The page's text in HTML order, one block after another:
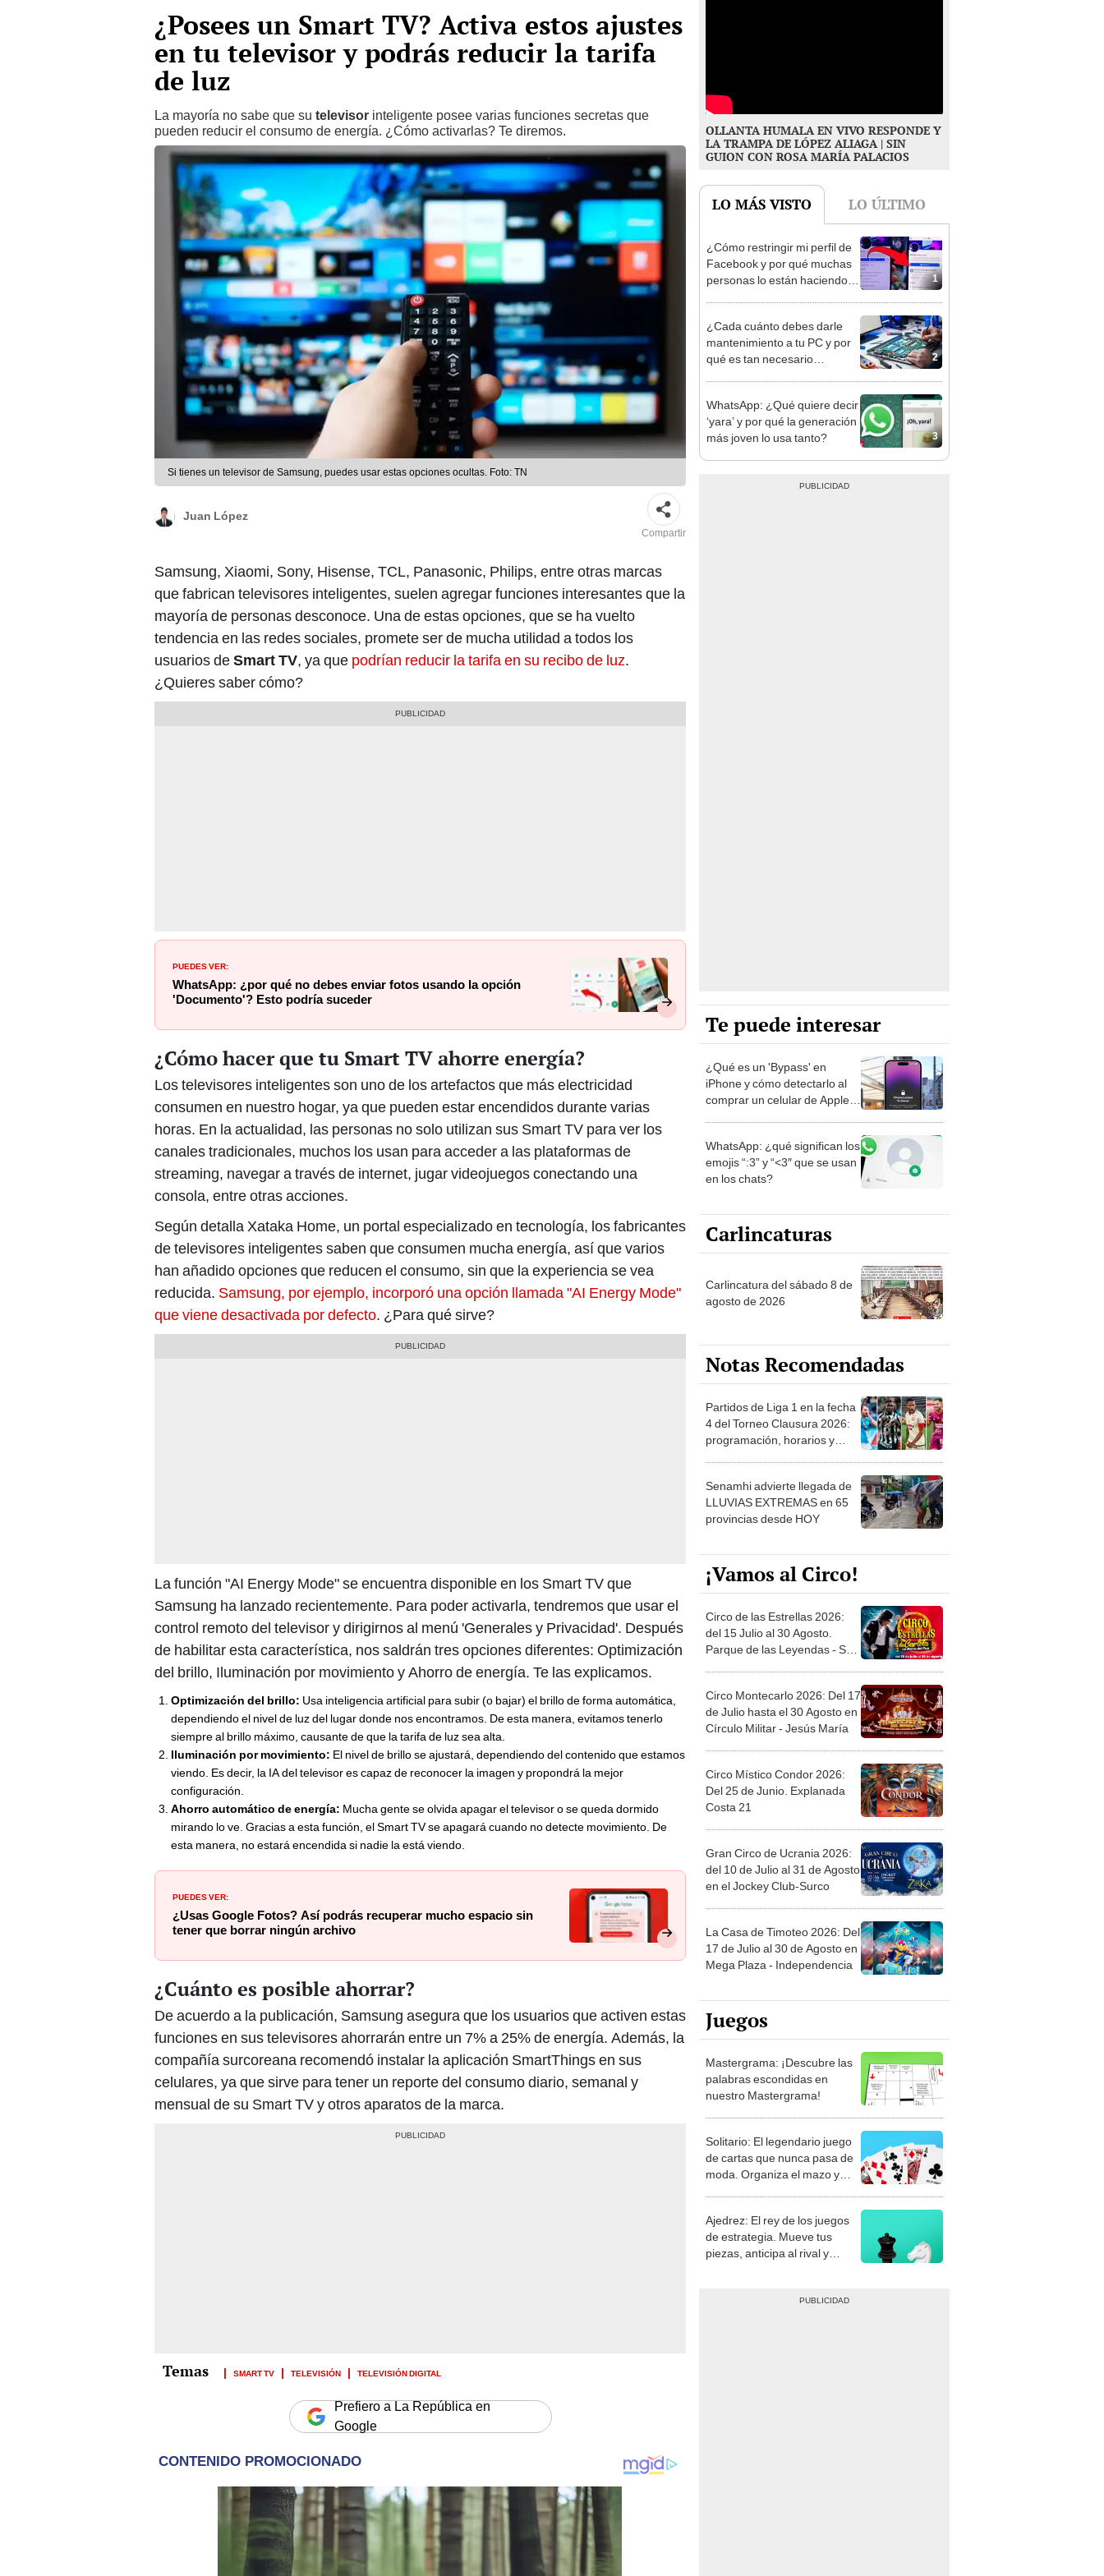
en tu televisor y podrás reducir la tarifa
de luz
La mayoría no sabe que su
pueden reducir el consumo de energía. ¿Cómo activarlas? Te diremos.
Si tienes un televisor de Samsung, puedes usar estas opciones ocultas. Foto: TN
Compartir
que fabrican televisores inteligentes, suelen agregar funciones interesantes que la
mayoría de personas desconoce. Una de estas opciones, que se ha vuelto
tendencia en las redes sociales, promete ser de mucha utilidad a todos los
usuarios deSmart TV, ya quepodrían reducir la tarifa en su recibo de luz.
¿Quieres saber cómo?
PUEDES VER:
WhatsApp: ¿por qué no debes enviar fotos usando la opción
'Documento'? Esto podría suceder
¿Cómo hacer que tu Smart TV ahorre energía?
Los televisores inteligentes son uno de los artefactos que más electricidad
consumen en nuestro hogar, ya que pueden estar encendidos durante varias
horas. En la actualidad, las personas no solo utilizan sus Smart TV para ver los
canales tradicionales, muchos los usan para acceder a las plataformas de
streaming, navegar a través de internet, jugar videojuegos conectando una
consola, entre otras acciones.
Según detalla Xataka Home, un portal especializado en tecnología, los fabricantes
de televisores inteligentes saben que consumen mucha energía, así que varios
han añadido opciones que reducen el consumo, sin que la experiencia se vea
reducida.Samsung, por ejemplo, incorporó una opción llamada "AI Energy Mode"
que viene desactivada por defecto. ¿Para qué sirve?
Samsung ha lanzado recientemente. Para poder activarla, tendremos que usar el
control remoto del televisor y dirigirnos al menú 'Generales y Privacidad'. Después
de habilitar esta característica, nos saldrán tres opciones diferentes: Optimización
del brillo, Iluminación por movimiento y Ahorro de energía. Te las explicamos.
Optimización del brillo:Usa inteligencia artificial para subir (o bajar) el brillo de forma automática,
dependiendo el nivel de luz del lugar donde nos encontramos. De esta manera, evitamos tenerlo
siempre al brillo máximo, causante de que la tarifa de luz sea alta.
Iluminación por movimiento:El nivel de brillo se ajustará, dependiendo del contenido que estamos
viendo. Es decir, la IA del televisor es capaz de reconocer la imagen y propondrá la mejor
configuración.
Ahorro automático de energía:
mirando lo ve. Gracias a esta función, el Smart TV se apagará cuando no detecte movimiento. De
esta manera, no estará encendida si nadie la está viendo.
PUEDES VER:
¿Usas Google Fotos? Así podrás recuperar mucho espacio sin
tener que borrar ningún archivo
¿Cuánto es posible ahorrar?
De acuerdo a la publicación, Samsung asegura que los usuarios que activen estas
funciones en sus televisores ahorrarán entre un 7% a 25% de energía. Además, la
compañía surcoreana recomendó instalar la aplicación SmartThings en sus
celulares, ya que sirve para tener un reporte del consumo diario, semanal y
mensual de su Smart TV y otros aparatos de la marca.
Google
OLLANTA HUMALA EN VIVO RESPONDE Y
LA TRAMPA DE LÓPEZ ALIAGA | SIN
GUION CON ROSA MARÍA PALACIOS
LO MÁS VISTO
1
¿Cómo restringir mi perfil de
Facebook y por qué muchas
personas lo están haciendo?
Estas son las razones
2
¿Cada cuánto debes darle
mantenimiento a tu PC y por
qué es tan necesario
hacerlo?
3
WhatsApp: ¿Qué quiere decir
‘yara’ y por qué la generación
más joven lo usa tanto?
Te puede interesar
¿Qué es un 'Bypass' en
iPhone y cómo detectarlo al
comprar un celular de Apple
usado?
WhatsApp: ¿qué significan los
emojis “:3” y “<3″ que se usan
en los chats?
Carlincaturas
agosto de 2026
Notas Recomendadas
Partidos de Liga 1 en la fecha
4 del Torneo Clausura 2026:
programación, horarios y
dónde ver
Senamhi advierte llegada de
LLUVIAS EXTREMAS en 65
provincias desde HOY
¡Vamos al Circo!
Circo de las Estrellas 2026:
del 15 Julio al 30 Agosto.
Parque de las Leyendas - San
Miguel
Circo Montecarlo 2026: Del 17
de Julio hasta el 30 Agosto en
Círculo Militar - Jesús María
Circo Místico Condor 2026:
Del 25 de Junio. Explanada
Costa 21
Gran Circo de Ucrania 2026:
del 10 de Julio al 31 de Agosto
en el Jockey Club-Surco
La Casa de Timoteo 2026: Del
17 de Julio al 30 de Agosto en
Mega Plaza - Independencia
Juegos
Mastergrama: ¡Descubre las
palabras escondidas en
nuestro Mastergrama!
Solitario: El legendario juego
de cartas que nunca pasa de
moda. Organiza el mazo y
demuestra tu habilidad.
Ajedrez: El rey de los juegos
de estrategia. Mueve tus
piezas, anticipa al rival y
consigue el jaque mate.